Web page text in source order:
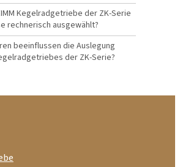
Kegelradgetriebe der ZK-Serie
rechnerisch ausgewählt?
beeinflussen die Auslegung
der ZK-Serie?